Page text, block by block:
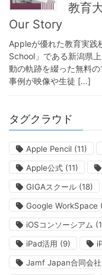
教育
Our Story
Appleが優れた教育実
School」である新潟県
動の軌跡を綴った無料
事例が映像や生徒 […]
タグクラウド
Apple Pencil (11)
Apple公式 (11)
GIGAスクール (18)
Google WorkSpace
iOSコンソーシアム
iPad活用 (9)
Jamf Japan合同会社